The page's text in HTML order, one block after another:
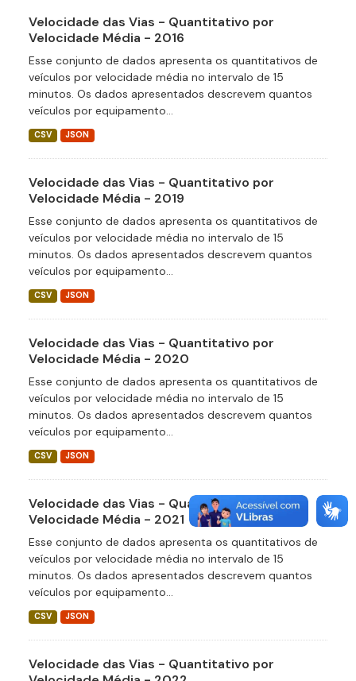
Velocidade das Vias - Quantitativo por
Velocidade Média - 2016
Esse conjunto de dados apresenta os quantitativos de
veículos por velocidade média no intervalo de 15
minutos. Os dados apresentados descrevem quantos
veículos por equipamento...
CSV JSON
Velocidade das Vias - Quantitativo por
Velocidade Média - 2019
Esse conjunto de dados apresenta os quantitativos de
veículos por velocidade média no intervalo de 15
minutos. Os dados apresentados descrevem quantos
veículos por equipamento...
CSV JSON
Velocidade das Vias - Quantitativo por
Velocidade Média - 2020
Esse conjunto de dados apresenta os quantitativos de
veículos por velocidade média no intervalo de 15
minutos. Os dados apresentados descrevem quantos
veículos por equipamento...
CSV JSON
Velocidade das Vias - Quantitativo por
Velocidade Média - 2021
Esse conjunto de dados apresenta os quantitativos de
veículos por velocidade média no intervalo de 15
minutos. Os dados apresentados descrevem quantos
veículos por equipamento...
CSV JSON
Velocidade das Vias - Quantitativo por